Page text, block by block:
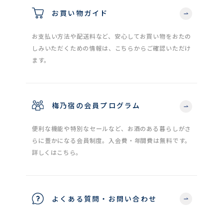
お買い物ガイド
お支払い方法や配送料など、安心してお買い物をおたの
しみいただくための情報は、こちらからご確認いただけ
ます。
梅乃宿の会員プログラム
便利な機能や特別なセールなど、お酒のある暮らしがさ
らに豊かになる会員制度。入会費・年間費は無料です。
詳しくはこちら。
よくある質問・お問い合わせ